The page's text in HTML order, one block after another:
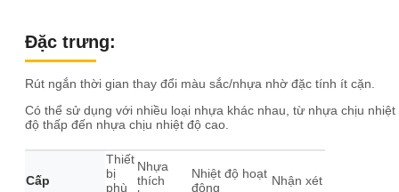
Đặc trưng:
Rút ngắn thời gian thay đổi màu sắc/nhựa nhờ đặc tính ít cặn.
Có thể sử dụng với nhiều loại nhựa khác nhau, từ nhựa chịu nhiệt
độ thấp đến nhựa chịu nhiệt độ cao.
Cấp
Thiết
bị
phù
Nhựa
thích
Nhiệt độ hoạt
động
Nhận xét